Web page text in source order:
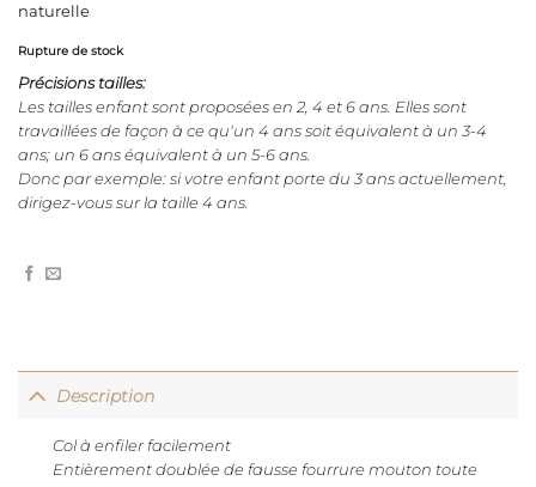
Rupture de stock
Précisions tailles:
Les tailles enfant sont proposées en 2, 4 et 6 ans. Elles sont
travaillées de façon à ce qu'un 4 ans soit équivalent à un 3-4
ans; un 6 ans équivalent à un 5-6 ans.
Donc par exemple: si votre enfant porte du 3 ans actuellement,
dirigez-vous sur la taille 4 ans.
Description
Col à enfiler facilement
Entièrement doublée de fausse fourrure mouton toute